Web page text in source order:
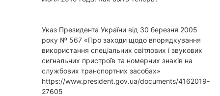
Указ Президента України від 30 березня 2005
року № 567 «Про заходи щодо впорядкування
використання спеціальних світлових і звукових
сигнальних пристроїв та номерних знаків на
службових транспортних засобах»
https://www.president.gov.ua/documents/4162019-
27605